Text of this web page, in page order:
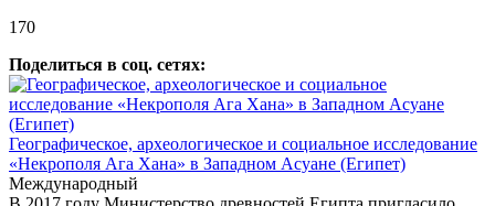
170
Поделиться в соц. сетях:
Географическое, археологическое и социальное исследование
«Некрополя Ага Хана» в Западном Асуане (Египет)
Международный